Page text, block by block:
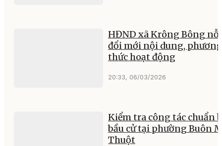
HĐND xã Krông Bông nỗ
đổi mới nội dung, phương
thức hoạt động
20:33, 06/03/2026
Kiểm tra công tác chuẩn
bầu cử tại phường Buôn
Thuột